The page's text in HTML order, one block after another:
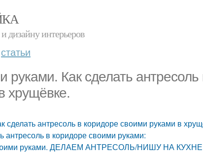
дизайну интерьеров
статьи
руками. Как сделать антресоль
хрущёвке.
сделать антресоль в коридоре своими руками в
антресоль в коридоре своими руками:
своими руками. ДЕЛАЕМ АНТРЕСОЛЬ/НИШУ НА